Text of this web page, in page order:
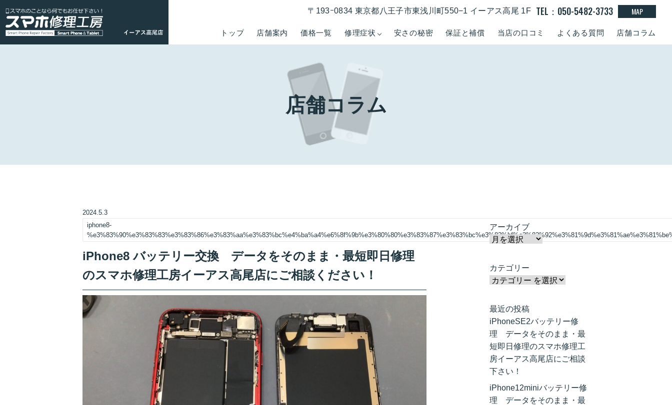
トップ 店舗案内 価格一覧 修理症状 安さの秘密 保証と補償 当店の口コミ よくある質問 店舗コラム
〒193ｰ0834 東京都八王子市東浅川町550−1 イーアス高尾 1F TEL：050-5482-3733 MAP
店舗コラム
2024.5.3
iphone8-
iPhone8 バッテリー交換 データをそのまま・最短即日修理
のスマホ修理工房イーアス高尾店にご相談ください！
アーカイブ
カテゴリー
最近の投稿
iPhoneSE2バッテリー修
理 データをそのまま・最
短即日修理のスマホ修理工
房イーアス高尾店にご相談
下さい！
iPhone12miniバッテリー修
理 データをそのまま・最